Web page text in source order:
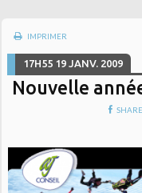
IMPRIMER
17H55 19 JANV. 2009
Nouvelle
SHARE